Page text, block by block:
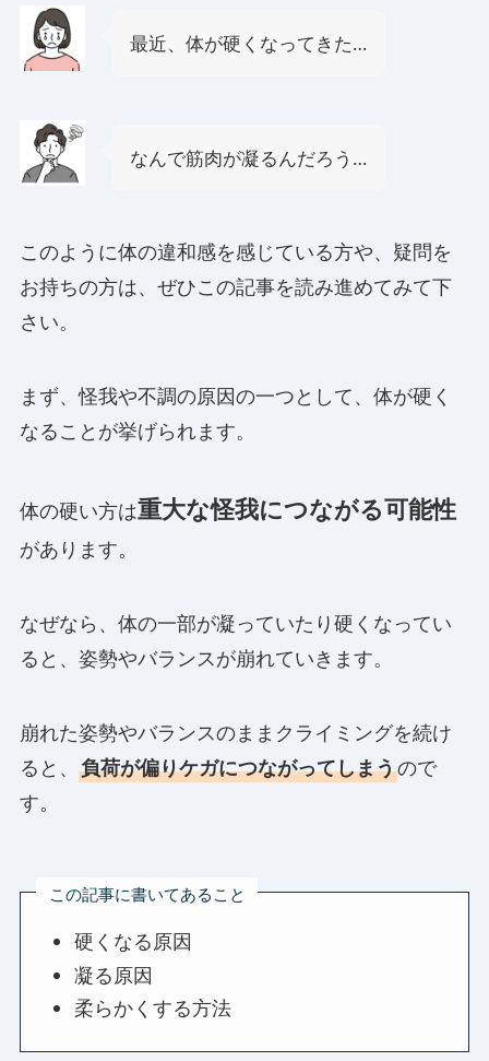
最近、体が硬くなってきた…
なんで筋肉が凝るんだろう…
このように体の違和感を感じている方や、疑問を
お持ちの方は、ぜひこの記事を読み進めてみて下
さい。
まず、怪我や不調の原因の一つとして、体が硬く
なることが挙げられます。
体の硬い方は重大な怪我につながる可能性
があります。
なぜなら、体の一部が凝っていたり硬くなってい
ると、姿勢やバランスが崩れていきます。
崩れた姿勢やバランスのままクライミングを続け
ると、 負荷が偏りケガにつながってしまうので
す。
この記事に書いてあること
硬くなる原因
凝る原因
柔らかくする方法